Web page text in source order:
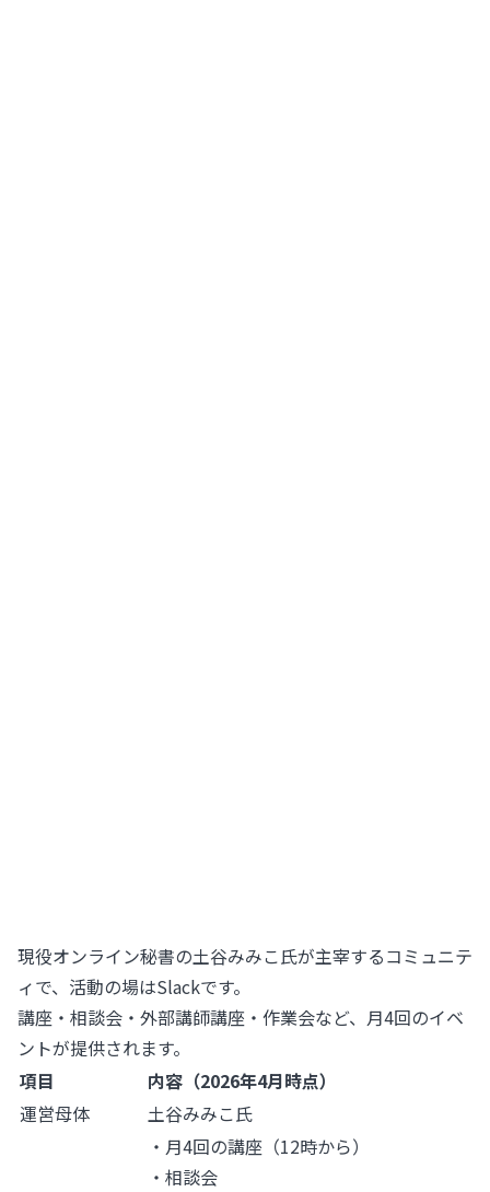
現役オンライン秘書の土谷みみこ氏が主宰するコミュニテ
ィで、活動の場はSlackです。
講座・相談会・外部講師講座・作業会など、月4回のイベ
ントが提供されます。
項目
内容（2026年4月時点）
運営母体
土谷みみこ氏
・月4回の講座（12時から）
・相談会